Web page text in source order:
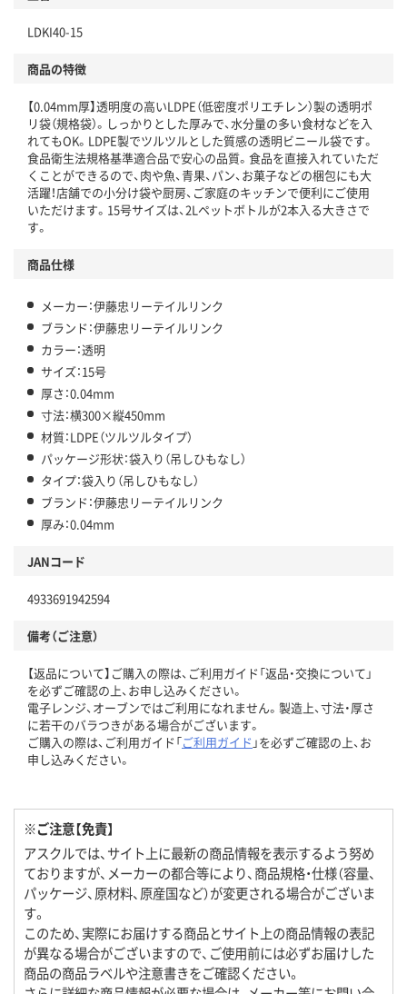
LDKI40-15
商品の特徴
【0.04mm厚】透明度の高いLDPE（低密度ポリエチレン）製の透明ポ
リ袋（規格袋）。しっかりとした厚みで、水分量の多い食材などを入
れてもOK。LDPE製でツルツルとした質感の透明ビニール袋です。
食品衛生法規格基準適合品で安心の品質。食品を直接入れていただ
くことができるので、肉や魚、青果、パン、お菓子などの梱包にも大
活躍！店舗での小分け袋や厨房、ご家庭のキッチンで便利にご使用
いただけます。15号サイズは、2Lペットボトルが2本入る大きさで
す。
商品仕様
メーカー：伊藤忠リーテイルリンク
ブランド：伊藤忠リーテイルリンク
カラー：透明
サイズ：15号
厚さ：0.04mm
寸法：横300×縦450mm
材質：LDPE（ツルツルタイプ）
パッケージ形状：袋入り（吊しひもなし）
タイプ：袋入り（吊しひもなし）
ブランド：伊藤忠リーテイルリンク
厚み：0.04mm
JANコード
4933691942594
備考（ご注意）
【返品について】ご購入の際は、ご利用ガイド「返品・交換について」
を必ずご確認の上、お申し込みください。
電子レンジ、オーブンではご利用になれません。製造上、寸法・厚さ
に若干のバラつきがある場合がございます。
ご購入の際は、ご利用ガイド「ご利用ガイド 」を必ずご確認の上、お
申し込みください。
※ご注意【免責】
アスクルでは、サイト上に最新の商品情報を表示するよう努め
ておりますが、メーカーの都合等により、商品規格・仕様（容量、
パッケージ、原材料、原産国など）が変更される場合がございま
す。
このため、実際にお届けする商品とサイト上の商品情報の表記
が異なる場合がございますので、ご使用前には必ずお届けした
商品の商品ラベルや注意書きをご確認ください。